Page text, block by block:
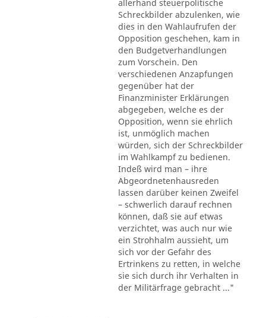
allerhand steuerpolitische
Schreckbilder abzulenken, wie
dies in den Wahlaufrufen der
Opposition geschehen, kam in
den Budgetverhandlungen
zum Vorschein. Den
verschiedenen Anzapfungen
gegenüber hat der
Finanzminister Erklärungen
abgegeben, welche es der
Opposition, wenn sie ehrlich
ist, unmöglich machen
würden, sich der Schreckbilder
im Wahlkampf zu bedienen.
Indeß wird man – ihre
Abgeordnetenhausreden
lassen darüber keinen Zweifel
– schwerlich darauf rechnen
können, daß sie auf etwas
verzichtet, was auch nur wie
ein Strohhalm aussieht, um
sich vor der Gefahr des
Ertrinkens zu retten, in welche
sie sich durch ihr Verhalten in
der Militärfrage gebracht ..."